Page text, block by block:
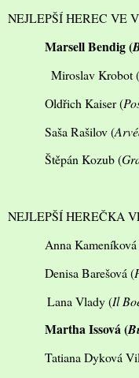
NEJLEPŠÍ HEREC VE
Marsell Bendig (
Miroslav Krobot (
Oldřich Kaiser (
Saša Rašilov (
Štěpán Kozub (
NEJLEPŠÍ HEREČKA
Anna
Denisa Barešová (
Lana Vlady (Il
Martha Issová (
Tatiana Dyková